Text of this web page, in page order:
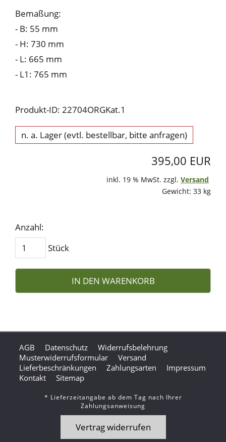
Bemaßung:
- B: 55 mm
- H: 730 mm
- L: 665 mm
- L1: 765 mm
Produkt-ID: 22704ORGKat.1
n. a. Lager (evtl. bestellbar, bitte anfragen)
395,00 EUR
inkl. 19 % MwSt. zzgl. Versand
Gewicht: 33 kg
Anzahl:
Stück
IN DEN WARENKORB
AGB Datenschutz
Widerrufsbelehrung
Musterwiderrufsformular
Versand
Lieferbeschränkungen
Zahlungsarten
Impressum
Kontakt
Sitemap
* Lieferzeitangabe ab dem Tag nach Ihrer
Zahlungsanweisung
Vertrag widerrufen